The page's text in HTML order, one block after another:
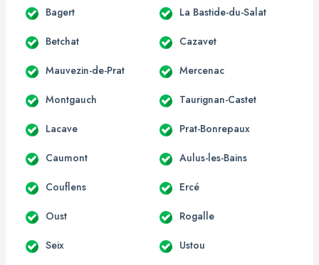
Bagert La Bastide-du-Salat
Betchat Cazavet
Mauvezin-de-Prat Mercenac
Montgauch Taurignan-Castet
Lacave Prat-Bonrepaux
Caumont Aulus-les-Bains
Couflens Ercé
Oust Rogalle
Seix Ustou